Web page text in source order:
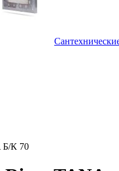
Б/К 70